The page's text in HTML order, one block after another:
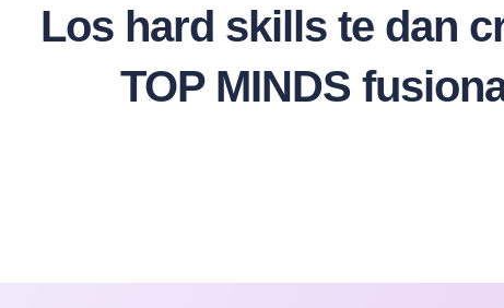
Los hard skills te dan
TOP MINDS